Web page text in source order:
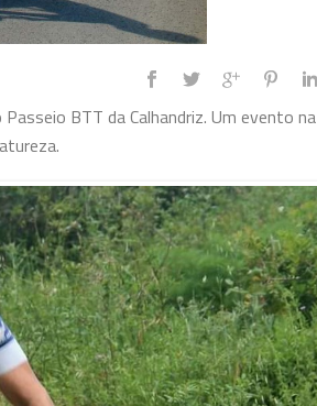
BTT da Calhandriz. Um evento na